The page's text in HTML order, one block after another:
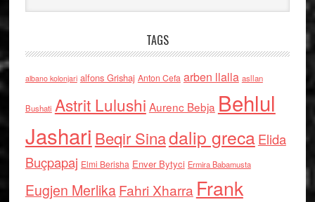
TAGS
albano kolonjari alfons Grishaj Anton Cefa arben llalla asllan
Bushati Astrit Lulushi Aurenc Bebja Behlul
Jashari Beqir Sinadalip grecaElida
Buçpapaj Elmi Berisha Enver Bytyci Ermira Babamusta
Eugjen MerlikaFahri Xharra Frank